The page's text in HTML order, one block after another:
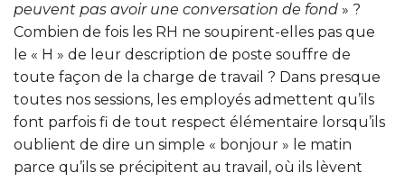
peuvent pas avoir une conversation de fond » ?
Combien de fois les RH ne soupirent-elles pas que
le « H » de leur description de poste souffre de
toute façon de la charge de travail ? Dans presque
toutes nos sessions, les employés admettent qu’ils
font parfois fi de tout respect élémentaire lorsqu’ils
oublient de dire un simple « bonjour » le matin
parce qu’ils se précipitent au travail, où ils lèvent